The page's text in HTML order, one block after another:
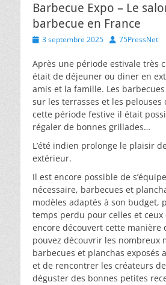
Barbecue Expo – Le
barbecue en France
Posted
3 septembre 2025 Author
75PressNet
Après une période estivale très
était de déjeuner ou diner en
amis et la famille. Les
sur les terrasses et les pelouses
cette période festive il était
régaler de bonnes grillades…
L’été indien prolonge le plaisir
extérieur.
Il est encore possible de
nécessaire, barbecues et
modèles adaptés à son budget,
temps perdu pour celles et ceux
encore découvert cette manière
pouvez découvrir les nombreux
barbecues et planchas exposés
et de rencontrer les créateurs
déguster des bonnes petites